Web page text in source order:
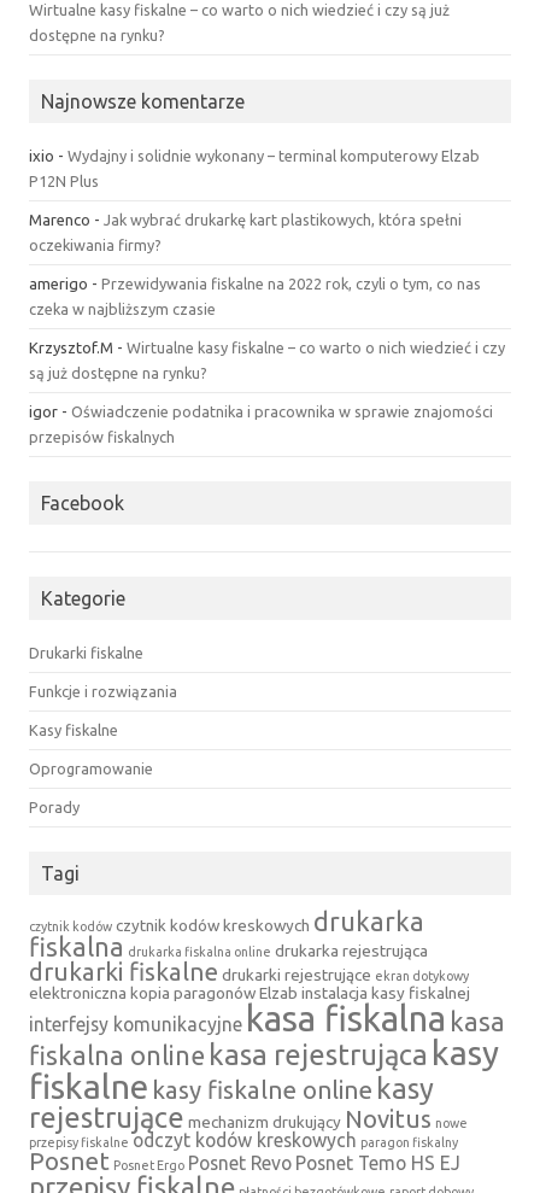
Wirtualne kasy fiskalne – co warto o nich wiedzieć i czy są już
dostępne na rynku?
Najnowsze komentarze
ixio - Wydajny i solidnie wykonany – terminal komputerowy Elzab
P12N Plus
Marenco - Jak wybrać drukarkę kart plastikowych, która spełni
oczekiwania firmy?
amerigo - Przewidywania fiskalne na 2022 rok, czyli o tym, co nas
czeka w najbliższym czasie
Krzysztof.M - Wirtualne kasy fiskalne – co warto o nich wiedzieć i czy
są już dostępne na rynku?
igor - Oświadczenie podatnika i pracownika w sprawie znajomości
przepisów fiskalnych
Facebook
Kategorie
Drukarki fiskalne
Funkcje i rozwiązania
Kasy fiskalne
Oprogramowanie
Porady
Tagi
czytnik kodów czytnik kodów kreskowych drukarka
fiskalna drukarka fiskalna online drukarka rejestrująca
drukarki fiskalne drukarki rejestrujące ekran dotykowy
elektroniczna kopia paragonówElzab instalacja kasy fiskalnej
interfejsy komunikacyjne kasa fiskalna kasa
fiskalna online kasa rejestrująca kasy
fiskalne kasy fiskalne online kasy
rejestrujące mechanizm drukujący Novitus nowe
przepisy fiskalne odczyt kodów kreskowych paragon fiskalny
Posnet Posnet Ergo Posnet Revo Posnet Temo HS EJ
przepisy fiskalne